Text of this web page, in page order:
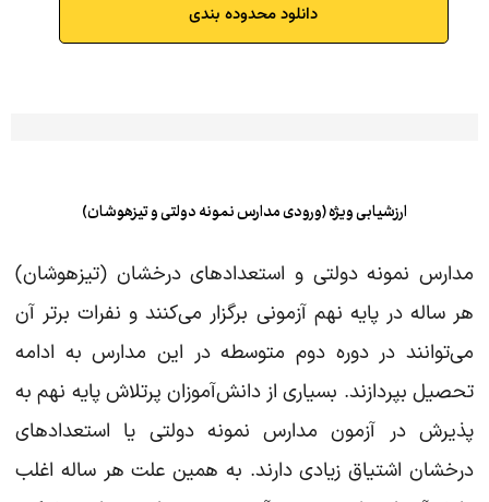
دانلود محدوده بندی
ارزشیابی ویژه (ورودی مدارس نمونه دولتی و تیزهوشان)
مدارس نمونه دولتی و استعدادهای درخشان (تیزهوشان)
هر ساله در پایه نهم آزمونی برگزار می‌کنند و نفرات برتر آن
می‌توانند در دوره دوم متوسطه در این مدارس به ادامه
تحصیل بپردازند. بسیاری از دانش‌آموزان پرتلاش پایه نهم به
پذیرش در آزمون مدارس نمونه دولتی یا استعدادهای
درخشان اشتیاق زیادی دارند. به همین علت هر ساله اغلب